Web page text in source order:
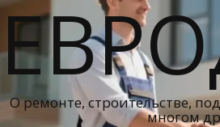
О ремонте, строительстве,
многом